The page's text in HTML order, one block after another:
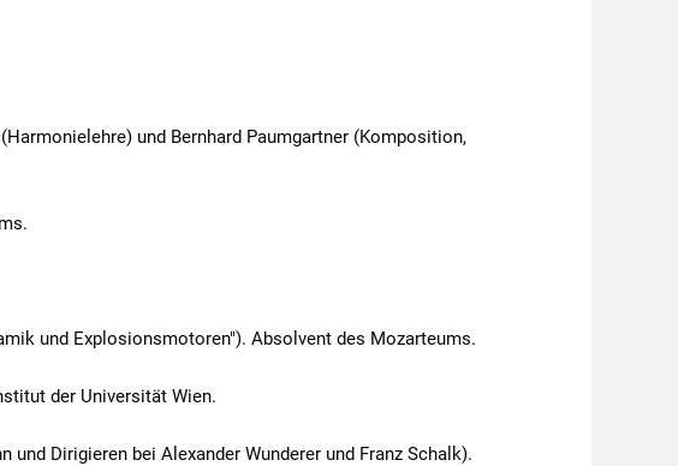
und Bernhard Paumgartner (Komposition,
und Explosionsmotoren"). Absolvent des Mozarteums.
der Universität Wien.
Dirigieren bei Alexander Wunderer und Franz Schalk).